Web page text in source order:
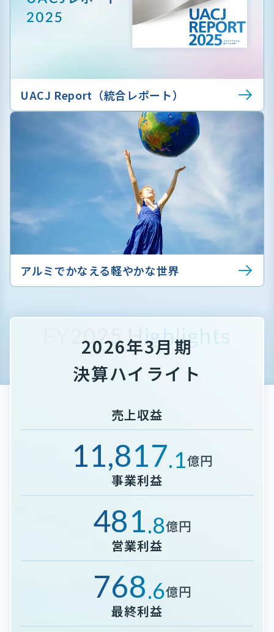
UACJ Report（統合レポート）
アルミでかなえる軽やかな世界
FY2025 Highlights
2026年3月期
決算ハイライト
売上収益
11,817.1億円
事業利益
481.8億円
営業利益
768.6億円
最終利益